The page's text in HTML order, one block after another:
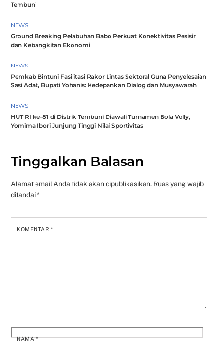
Tembuni
NEWS
Ground Breaking Pelabuhan Babo Perkuat Konektivitas Pesisir
dan Kebangkitan Ekonomi
NEWS
Pemkab Bintuni Fasilitasi Rakor Lintas Sektoral Guna Penyelesaian
Sasi Adat, Bupati Yohanis: Kedepankan Dialog dan Musyawarah
NEWS
HUT RI ke-81 di Distrik Tembuni Diawali Turnamen Bola Volly,
Yomima Ibori Junjung Tinggi Nilai Sportivitas
Tinggalkan Balasan
Alamat email Anda tidak akan dipublikasikan. Ruas yang wajib
ditandai*
KOMENTAR*
NAMA*